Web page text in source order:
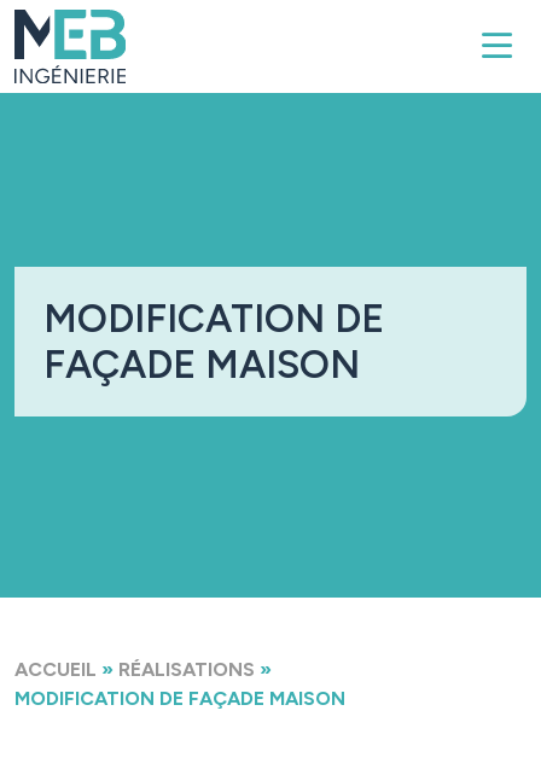
Skip to main content
MODIFICATION DE
FAÇADE MAISON
ACCUEIL » RÉALISATIONS »
MODIFICATION DE FAÇADE MAISON